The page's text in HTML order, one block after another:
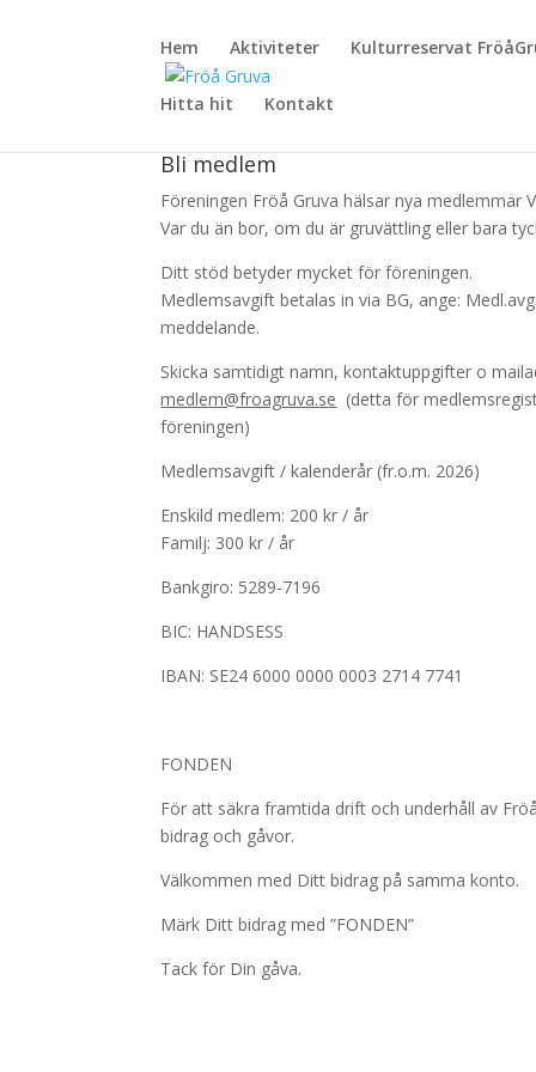
Hem Aktiviteter Kulturreservat
Hitta hit Kontakt
Bli medlem
Föreningen Fröå Gruva hälsar nya medlemmar
Var du än bor, om du är gruvättling eller bara
Ditt stöd betyder mycket för föreningen.
Medlemsavgift betalas in via BG, ange:
meddelande.
Skicka samtidigt namn, kontaktuppgifter o
medlem@froagruva.se (detta för
föreningen)
Medlemsavgift / kalenderår (fr.o.m. 2026)
Enskild medlem: 200 kr / år
Familj: 300 kr / år
Bankgiro: 5289-7196
BIC:
IBAN: SE24 6000 0000 0003 2714 7741
FONDEN
För att säkra framtida drift och underhåll av
bidrag och gåvor.
Välkommen med Ditt bidrag på samma konto.
Märk Ditt bidrag med ”FONDEN”
Tack för Din gåva.